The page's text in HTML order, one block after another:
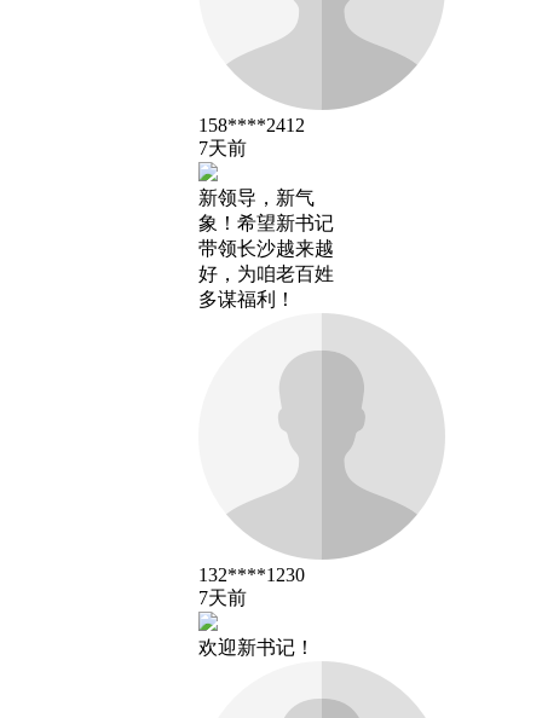
158****2412
7天前
新领导，新气
象！希望新书记
带领长沙越来越
好，为咱老百姓
多谋福利！
132****1230
7天前
欢迎新书记！